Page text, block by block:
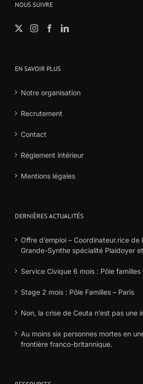
NOUS SUIVRE
EN SAVOIR PLUS
Notre organisation
Recrutement
Contact
Réglement intérieur
Mentions légales
DERNIÈRES ACTUALITÉS
Offre d’emploi – Coordinateur.rice de
Grande-Synthe spécialité Plaidoyer
Service Civique 6 mois : Pôle familles
Stage 2 mois : Pôle Familles – Paris
Non, la crise de Ceuta n’est pas une
Au moins six personnes mortes en
frontière franco-britannique.